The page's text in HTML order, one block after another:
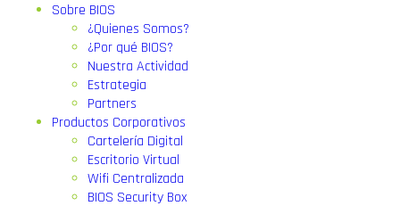
Sobre BIOS
¿Quienes Somos?
¿Por qué BIOS?
Nuestra Actividad
Estrategia
Partners
Productos Corporativos
Cartelería Digital
Escritorio Virtual
Wifi Centralizada
BIOS Security Box